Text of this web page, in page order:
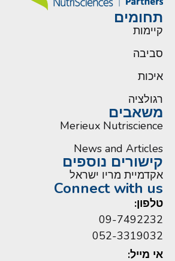
תחומים
קיימות
סביבה
איכות
רגולציה
משאבים
Merieux Nutriscience
News and Articles
קישורים נוספים
אקדמיית מריו ישראל
Connect with us
טלפון:
09-7492232
052-3319032
אי מייל: